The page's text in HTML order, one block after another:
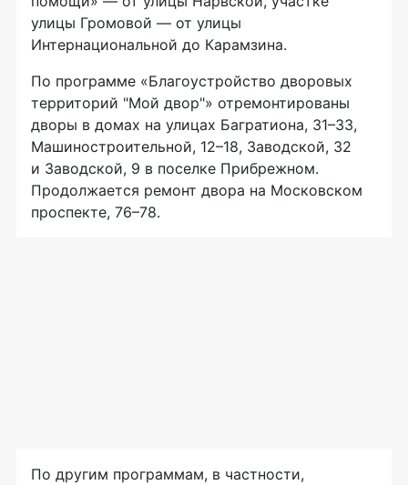
улицы Громовой — от улицы
Интернациональной до Карамзина.
По программе «Благоустройство дворовых
территорий "Мой двор"» отремонтированы
дворы в домах на улицах Багратиона, 31–33,
Машиностроительной, 12–18, Заводской, 32
и Заводской, 9 в поселке Прибрежном.
Продолжается ремонт двора на Московском
проспекте, 76–78.
По другим программам, в частности,